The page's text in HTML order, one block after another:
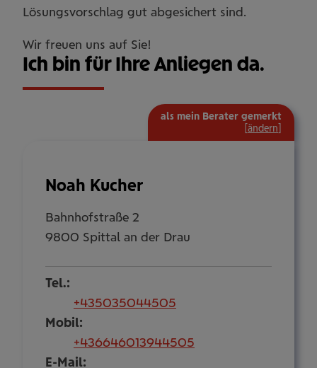
Lösungsvorschlag gut abgesichert sind.
Wir freuen uns auf Sie!
Ich bin für Ihre Anliegen da.
Noah Kucher
Bahnhofstraße 2
9800 Spittal an der Drau
Tel.:
+435035044505
Mobil:
+436646013944505
E-Mail:
als mein Berater gemerkt
ändern